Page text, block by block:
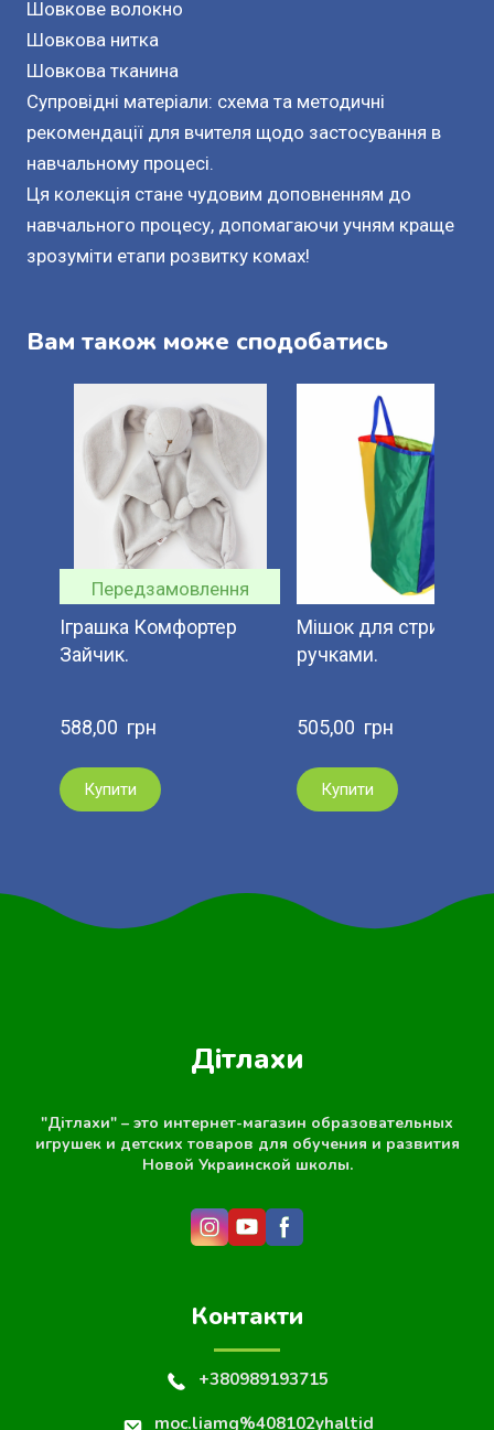
Шовкове волокно
Шовкова нитка
Шовкова тканина
Супровідні матеріали: схема та методичні
рекомендації для вчителя щодо застосування в
навчальному процесі.
Ця колекція стане чудовим доповненням до
навчального процесу, допомагаючи учням краще
зрозуміти етапи розвитку комах!
Вам також може сподобатись
Передзамовлення
Іграшка Комфортер
Зайчик.
588,00  грн
Купити
Мішок для стрибків з
ручками.
505,00  грн
Купити
Дітлахи
"Дітлахи" – это интернет-магазин образовательных
игрушек и детских товаров для обучения и развития
Новой Украинской школы.
Контакти
+380989193715
moc.liamg%408102yhaltid